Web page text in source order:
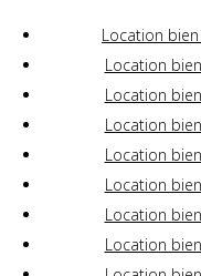
Location
Location
Location
Location
Location
Location
Location
Location